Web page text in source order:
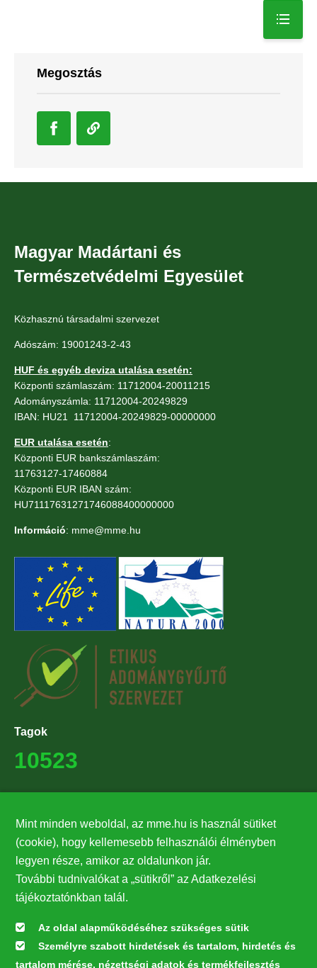
Megosztás
Magyar Madártani és
Természetvédelmi Egyesület
Közhasznú társadalmi szervezet
Adószám: 19001243-2-43
HUF és egyéb deviza utalása esetén:
Központi számlaszám: 11712004-20011215
Adományszámla: 11712004-20249829
IBAN: HU21 11712004-20249829-00000000
EUR utalása esetén:
Központi EUR bankszámlaszám:
11763127-17460884
Központi EUR IBAN szám:
HU71117631271746088400000000
Információ: mme@mme.hu
Tagok
10523
27224
Hírlevél feliratkozás
Értesüljön elsőként legfrissebb híreinkről, eseményeinkről!
Feliratkozás
Mint minden weboldal, az mme.hu is használ sütiket
(cookie), hogy kellemesebb felhasználói élményben
legyen része, amikor az oldalunkon jár.
További tudnivalókat a „sütikről” az Adatkezelési
tájékoztatónkban talál.
Az oldal alapműködéséhez szükséges sütik
Személyre szabott hirdetések és tartalom, hirdetés és
tartalom mérése, nézettségi adatok és termékfejlesztés